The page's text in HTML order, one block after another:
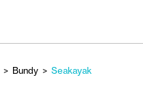
> Bundy > Seakayak